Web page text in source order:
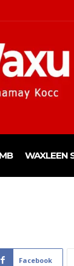
WAXLEEN
Facebook